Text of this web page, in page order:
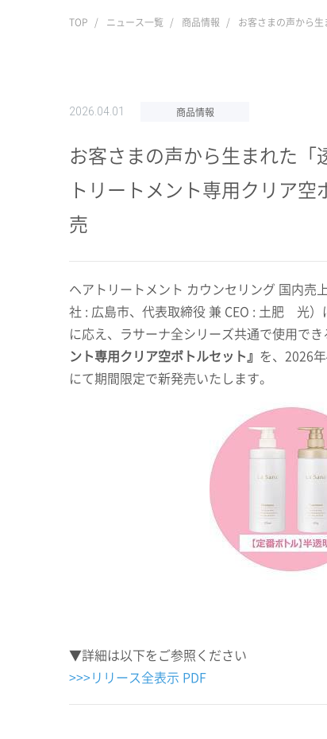
TOP ニュース一覧 商品情報 お客さまの声から
2026.04.01 商品情報
お客さまの声から生まれた「
トリートメント専用クリア
売
ヘアトリートメント カウンセリング 国内売
社 : 広島市、代表取締役 兼 CEO : 土肥 光）
に応え、ラサーナ全シリーズ共通で使用で
ント専用クリア空ボトルセット』 を、 2026年
にて期間限定で新発売いたします。
▼詳細は以下をご参照ください
>>>リリース全表示 PDF